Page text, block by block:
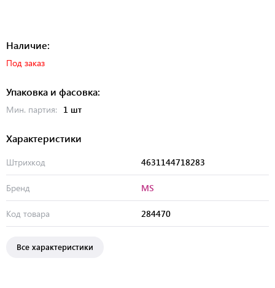
Наличие:
Под заказ
Упаковка и фасовка:
Мин. партия: 1 шт
Характеристики
Штрихкод 4631144718283
Бренд MS
Код товара 284470
Все характеристики